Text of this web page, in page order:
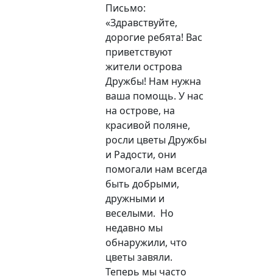
Письмо:
«Здравствуйте,
дорогие ребята! Вас
приветствуют
жители острова
Дружбы! Нам нужна
ваша помощь. У нас
на острове, на
красивой поляне,
росли цветы Дружбы
и Радости, они
помогали нам всегда
быть добрыми,
дружными и
веселыми. Но
недавно мы
обнаружили, что
цветы завяли.
Теперь мы часто